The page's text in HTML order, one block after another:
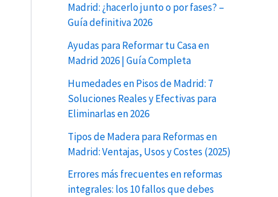
Madrid: ¿hacerlo junto o por fases? –
Guía definitiva 2026
Ayudas para Reformar tu Casa en
Madrid 2026 | Guía Completa
Humedades en Pisos de Madrid: 7
Soluciones Reales y Efectivas para
Eliminarlas en 2026
Tipos de Madera para Reformas en
Madrid: Ventajas, Usos y Costes (2025)
Errores más frecuentes en reformas
integrales: los 10 fallos que debes